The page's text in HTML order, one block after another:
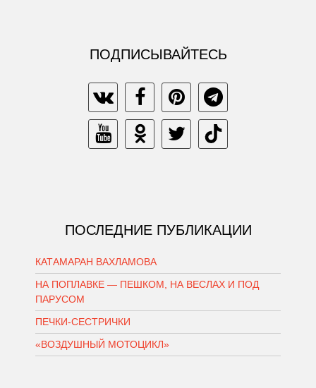
ПОДПИСЫВАЙТЕСЬ
ПОСЛЕДНИЕ ПУБЛИКАЦИИ
КАТАМАРАН ВАХЛАМОВА
НА ПОПЛАВКЕ — ПЕШКОМ, НА ВЕСЛАХ И ПОД
ПАРУСОМ
ПЕЧКИ-СЕСТРИЧКИ
«ВОЗДУШНЫЙ МОТОЦИКЛ»